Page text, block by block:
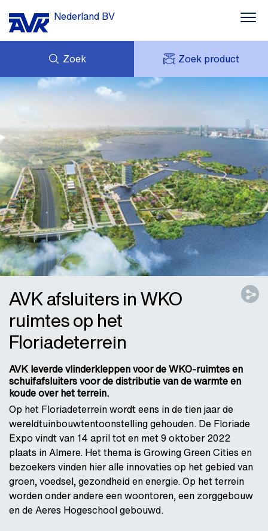
Nederland BV
Zoek Zoek product
NIEUWS
CASE STORIES
AVK NEDERLAND
CONTACT
MIJN OFFERTES
VACATURES
AVK afsluiters in WKO
ruimtes op het
Floriadeterrein
AVK leverde vlinderkleppen voor de WKO-ruimtes en
schuifafsluiters voor de distributie van de warmte en
koude over het terrein.
Op het Floriadeterrein wordt eens in de tien jaar de
wereldtuinbouwtentoonstelling gehouden. De Floriade
Expo vindt van 14 april tot en met 9 oktober 2022
plaats in Almere. Het thema is Growing Green Cities en
bezoekers vinden hier alle innovaties op het gebied van
groen, voedsel, gezondheid en energie. Op het terrein
worden onder andere een woontoren, een zorggebouw
en de Aeres Hogeschool gebouwd.